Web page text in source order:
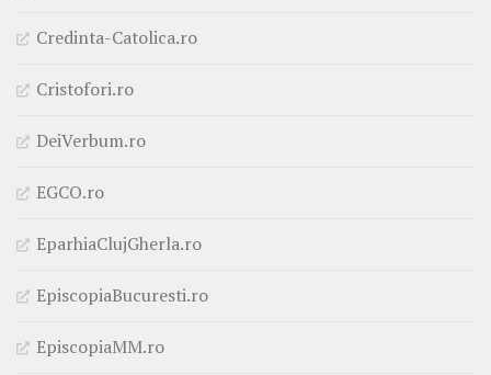
Credinta-Catolica.ro
Cristofori.ro
DeiVerbum.ro
EGCO.ro
EparhiaClujGherla.ro
EpiscopiaBucuresti.ro
EpiscopiaMM.ro